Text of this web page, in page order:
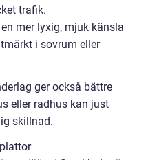
trafik.
mer lyxig, mjuk känsla
i sovrum eller
ger också bättre
eller radhus kan just
skillnad.